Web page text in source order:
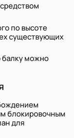
по высоте
существующих
можно
блокировочным
для